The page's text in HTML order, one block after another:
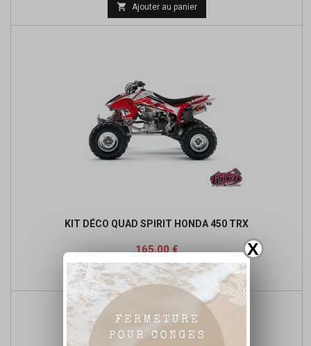
X
 Ajouter au panier
KIT DÉCO QUAD SPIRIT HONDA 450 TRX
Prix
165,00 €
 Ajouter au panier